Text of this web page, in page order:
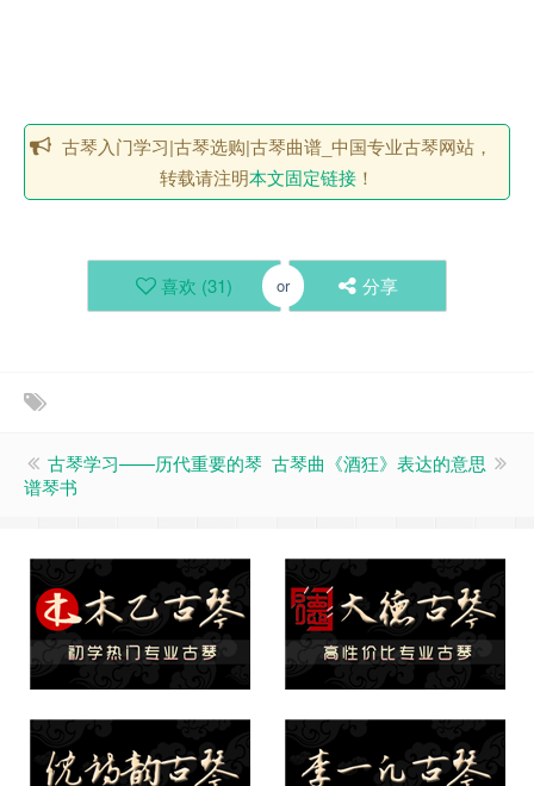
古琴入门学习|古琴选购|古琴曲谱_中国专业古琴网站，
转载请注明本文固定链接 ！
喜欢 (31) or 分享
古琴学习——历代重要的琴
谱琴书
古琴曲《酒狂》表达的意思